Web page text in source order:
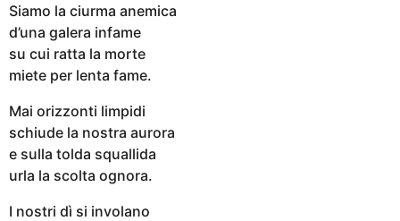
Siamo la ciurma anemica
d’una galera infame
su cui ratta la morte
miete per lenta fame.
Mai orizzonti limpidi
schiude la nostra aurora
e sulla tolda squallida
urla la scolta ognora.
I nostri dì si involano